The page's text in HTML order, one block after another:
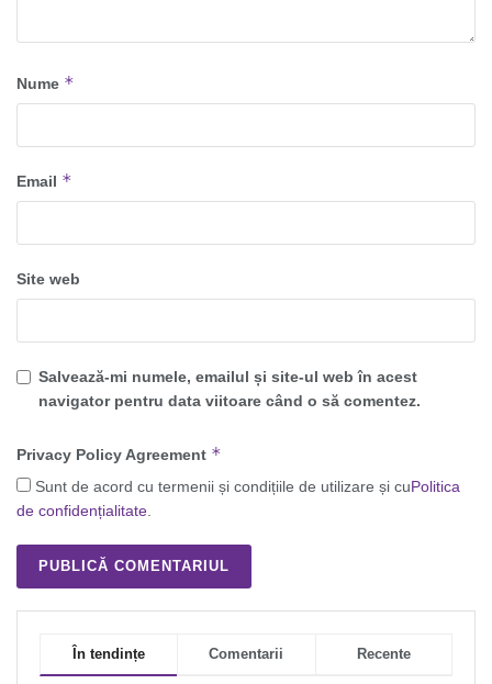
Nume *
Email *
Site web
Salvează-mi numele, emailul și site-ul web în acest
navigator pentru data viitoare când o să comentez.
Privacy Policy Agreement *
Sunt de acord cu termenii și condițiile de utilizare și cuPolitica
de confidențialitate.
În tendințe Comentarii Recente